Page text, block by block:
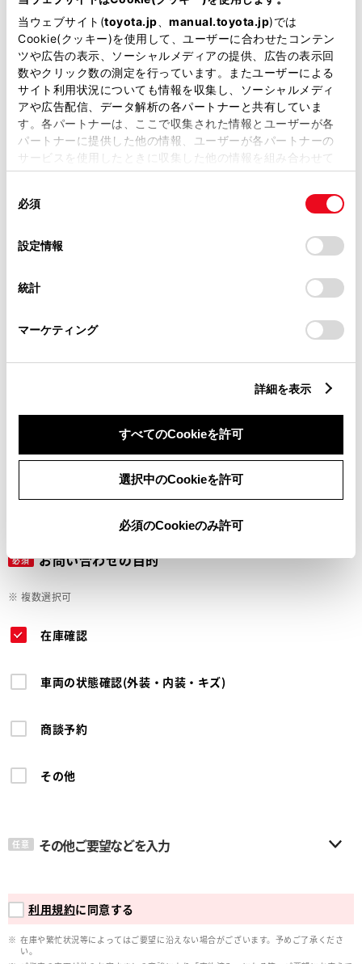
当ウェブサイト(toyota.jp manual.toyota.jp)では
Cookie(クッキー)を使用して、ユーザーに合わせたコンテン
ツや広告の表示、ソーシャルメディアの提供、広告の表示回
数やクリック数の測定を行っています。またユーザーによる
サイト利用状況についても情報を収集し、ソーシャルメディ
アや広告配信、データ解析の各パートナーと共有していま
す。各パートナーは、ここで収集された情報とユーザーが各
パートナーに提供した他の情報、ユーザーが各パートナーの
サービスを使用したときに収集した他の情報を組み合わせて
使用することがあります。当ウェブサイトの使用を続行する
デバイスにすべてのCookie(クッキー)が保存されることに同
意したことになります。Cookie(クッキー)のオプトアウト、
設定の変更、同意を撤回したりするにあたっては、当社の
「Cookie（クッキー）情報の取り扱いについて
」をご覧くだ
必須
設定情報
統計
マーケティング
詳細を表示
すべてのCookieを許可
選択中のCookieを許可
必須のCookieのみ許可
必須 丁目番地
建物名
必須 ご希望の連絡方法
Eメール
メールアドレス
必須 お問い合わせの目的
※ 複数選択可
在庫確認
車両の状態確認(外装・内装・キズ)
商談予約
その他
任意 その他ご要望などを入力
利用規約に同意する
在庫や繁忙状況等によってはご要望に沿えない場合がございます。予めご了承くださ
い。